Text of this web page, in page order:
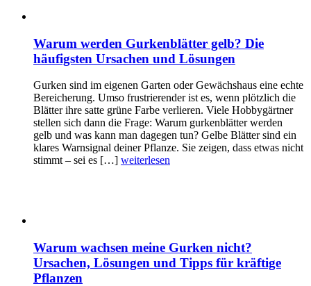
Warum werden Gurkenblätter gelb? Die
häufigsten Ursachen und Lösungen
Gurken sind im eigenen Garten oder Gewächshaus eine echte
Bereicherung. Umso frustrierender ist es, wenn plötzlich die
Blätter ihre satte grüne Farbe verlieren. Viele Hobbygärtner
stellen sich dann die Frage: Warum gurkenblätter werden
gelb und was kann man dagegen tun? Gelbe Blätter sind ein
klares Warnsignal deiner Pflanze. Sie zeigen, dass etwas nicht
stimmt – sei es […] weiterlesen
Warum wachsen meine Gurken nicht?
Ursachen, Lösungen und Tipps für kräftige
Pflanzen